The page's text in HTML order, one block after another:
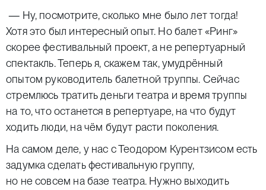
— Ну, посмотрите, сколько мне было лет тогда!
Хотя это был интересный опыт. Но балет «Ринг»
скорее фестивальный проект, а не репертуарный
спектакль. Теперь я, скажем так, умудрённый
опытом руководитель балетной труппы. Сейчас
стремлюсь тратить деньги театра и время труппы
на то, что останется в репертуаре, на что будут
ходить люди, на чём будут расти поколения.
На самом деле, у нас с Теодором Курентзисом есть
задумка сделать фестивальную группу,
но не совсем на базе театра. Нужно выходить